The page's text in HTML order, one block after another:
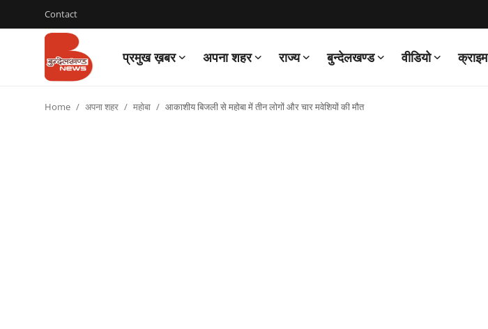
Contact
प्रमुख ख़बर अपना शहर राज्य बुन्देलखण्ड वीडियो क्राइम
Login
Home अपना शहर महोबा आकाशीय बिजली से महोबा में तीन लोगों और चार मवेशियों की मौत